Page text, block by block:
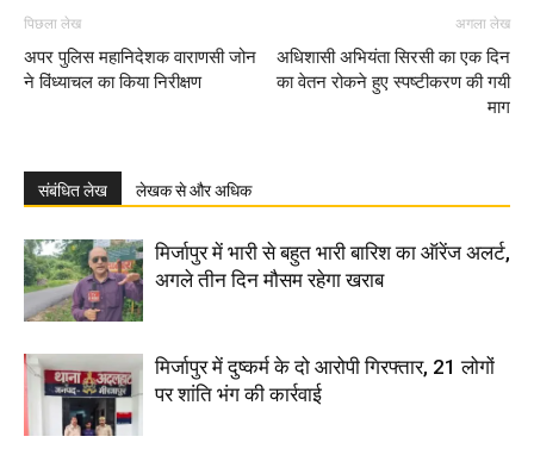
पिछला लेख
अपर पुलिस महानिदेशक वाराणसी जोन
ने विंध्याचल का किया निरीक्षण
अगला लेख
अधिशासी अभियंता सिरसी का एक दिन
का वेतन रोकने हुए स्पष्टीकरण की गयी
माग
संबंधित लेख लेखक से और अधिक
मिर्जापुर में भारी से बहुत भारी बारिश का ऑरेंज अलर्ट,
अगले तीन दिन मौसम रहेगा खराब
मिर्जापुर में दुष्कर्म के दो आरोपी गिरफ्तार, 21 लोगों
पर शांति भंग की कार्रवाई